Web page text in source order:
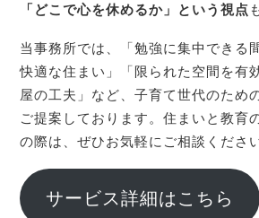
「どこで心を休めるか」という視点
当事務所では、「勉強に集中できる
快適な住まい」「限られた空間を有
屋の工夫」など、子育て世代のため
ご提案しております。住まいと教育
の際は、ぜひお気軽にご相談くださ
サービス詳細はこちら